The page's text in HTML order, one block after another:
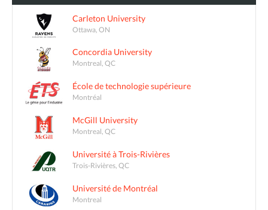
Carleton University
Ottawa, ON
Concordia University
Montreal, QC
École de technologie supérieure
Montréal
McGill University
Montreal, QC
Université à Trois-Rivières
Trois-Rivières, QC
Université de Montréal
Montreal